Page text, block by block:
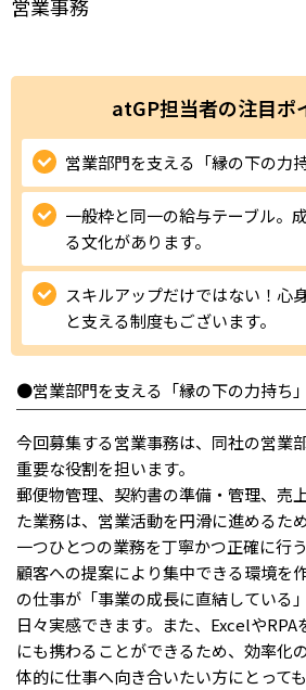
営業事務
atGP担当者の注目ポ
営業部門を支える「縁の下の力持
一般枠と同一の給与テーブル。
る文化があります。
スキルアップだけではない！心
と支える制度もございます。
●営業部門を支える「縁の下の力持ち」
￣￣￣￣￣￣￣￣￣￣￣￣￣￣￣￣￣
今回募集する営業事務は、同社の営業
重要な役割を担います。
郵便物管理、契約書の準備・管理、売
た業務は、営業活動を円滑に進めるた
一つひとつの業務を丁寧かつ正確に行
顧客への提案により集中できる環境を
の仕事が「事業の成長に直結している
日々実感できます。また、Excelや
にも携わることができるため、効率化
体的に仕事へ向き合いたい方にとって
障害者アスリート専門の就転職支援サー
ハイスキルな障害者の転職支援サービス
障害のある新卒学生専門の就職エージ
求人検索・スカウトサービス
就労移行支援サービス
障害別専門支援の就労移行支援サービス
IT・Web制作スキルを身につける就労
就労移行支援サービス
就職・転職ノウハウ
お問い合わせ・よくある質問
お問い合わせ
よくある質問
採用をお考えの企業様はこちら
メニューを閉じ